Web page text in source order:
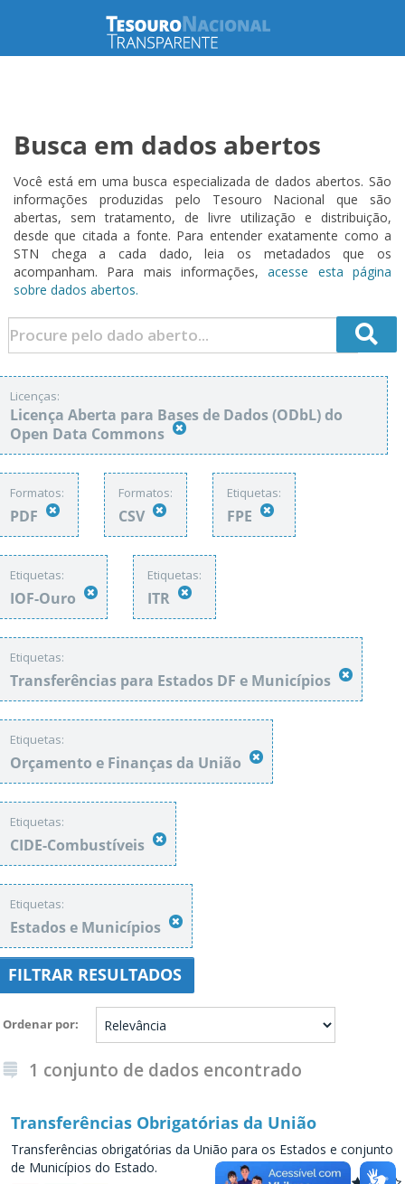
Busca em dados abertos
Você está em uma busca especializada de dados abertos. São
informações produzidas pelo Tesouro Nacional que são
abertas, sem tratamento, de livre utilização e distribuição,
desde que citada a fonte. Para entender exatamente como a
STN chega a cada dado, leia os metadados que os
acompanham. Para mais informações,acesse esta página
sobre dados abertos.
Licenças:
Licença Aberta para Bases de Dados (ODbL) do
Open Data Commons
Formatos:
PDF
Formatos:
CSV
Etiquetas:
FPE
Etiquetas:
IOF-Ouro
Etiquetas:
ITR
Etiquetas:
Transferências para Estados DF e Municípios
Etiquetas:
Orçamento e Finanças da União
Etiquetas:
CIDE-Combustíveis
Etiquetas:
Estados e Municípios
FILTRAR RESULTADOS
Ordenar por
1 conjunto de dados encontrado
Transferências Obrigatórias da União
Transferências obrigatórias da União para os Estados e conjunto
de Municípios do Estado.